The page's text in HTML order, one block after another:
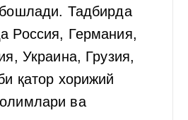
Тадбирда
Россия, Германия,
Украина, Грузия,
қатор хорижий
ва